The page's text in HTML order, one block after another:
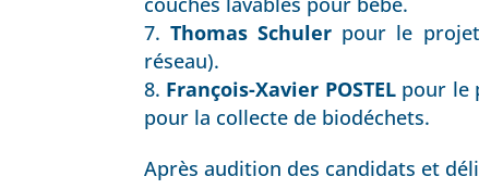
Thomas Schuler pour le
réseau).
François-Xavier POSTELpour le
pour la collecte de biodéchets.
Après audition des candidats et